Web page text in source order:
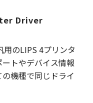
Driver
のLIPS 4プリンタ
トやデバイス情報
機種で同じドライ